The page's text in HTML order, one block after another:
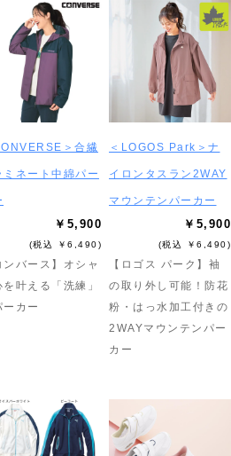
＞合繊
ミネート中綿パー
￥5,900
(税込 ￥6,490)
ンバース】オシャ
を叶える「洗練」
ーカー
＜LOGOS Park＞ナ
イロンタスラン2WAY
マウンテンパーカー
￥5,900
(税込 ￥6,490)
【ロゴス パーク】袖
の取り外し可能！防花
粉・はっ水加工付きの
2WAYマウンテンパー
カー